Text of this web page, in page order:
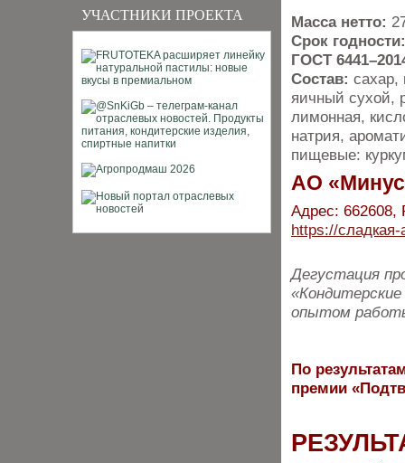
УЧАСТНИКИ ПРОЕКТА Масса нетто:
Срок
ГОСТ
Состав: сахар,
яичный сухой,
лимонная,
натрия,
пищевые:
АО
Адрес: 662608,
https://
Дегустация
опытом
По
премии